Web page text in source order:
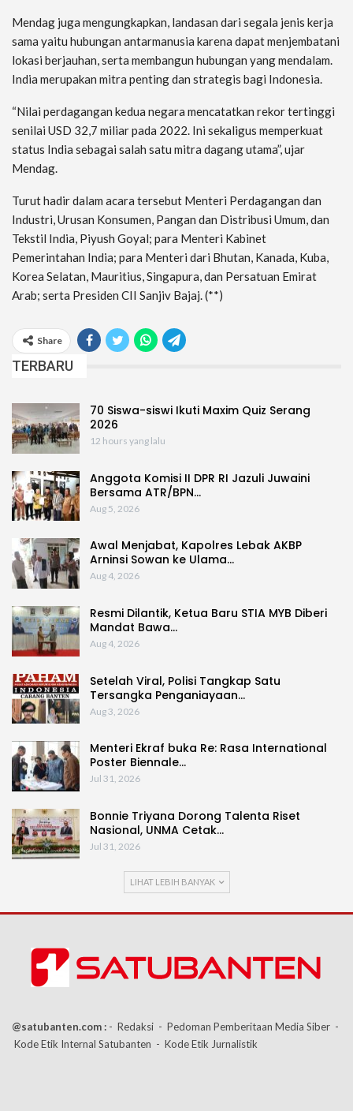
Mendag juga mengungkapkan, landasan dari segala jenis kerja
sama yaitu hubungan antarmanusia karena dapat menjembatani
lokasi berjauhan, serta membangun hubungan yang mendalam.
India merupakan mitra penting dan strategis bagi Indonesia.
“Nilai perdagangan kedua negara mencatatkan rekor tertinggi
senilai USD 32,7 miliar pada 2022. Ini sekaligus memperkuat
status India sebagai salah satu mitra dagang utama”, ujar
Mendag.
Turut hadir dalam acara tersebut Menteri Perdagangan dan
Industri, Urusan Konsumen, Pangan dan Distribusi Umum, dan
Tekstil India, Piyush Goyal; para Menteri Kabinet
Pemerintahan India; para Menteri dari Bhutan, Kanada, Kuba,
Korea Selatan, Mauritius, Singapura, dan Persatuan Emirat
Arab; serta Presiden CII Sanjiv Bajaj. (**)
Share
TERBARU
70 Siswa-siswi Ikuti Maxim Quiz Serang
2026
12 hours yang lalu
Anggota Komisi II DPR RI Jazuli Juwaini
Bersama ATR/BPN…
Aug 5, 2026
Awal Menjabat, Kapolres Lebak AKBP
Arninsi Sowan ke Ulama…
Aug 4, 2026
Resmi Dilantik, Ketua Baru STIA MYB Diberi
Mandat Bawa…
Aug 4, 2026
Setelah Viral, Polisi Tangkap Satu
Tersangka Penganiayaan…
Aug 3, 2026
Menteri Ekraf buka Re: Rasa International
Poster Biennale…
Jul 31, 2026
Bonnie Triyana Dorong Talenta Riset
Nasional, UNMA Cetak…
Jul 31, 2026
LIHAT LEBIH BANYAK
@satubanten.com : - Redaksi - Pedoman Pemberitaan Media Siber -
Kode Etik Internal Satubanten - Kode Etik Jurnalistik